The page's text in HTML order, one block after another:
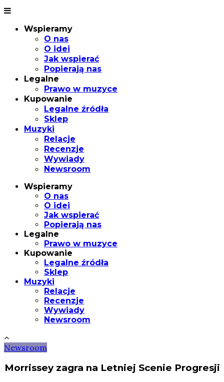
Wspieramy
O nas
O idei
Jak wspierać
Popierają nas
Legalne
Prawo w muzyce
Kupowanie
Legalne źródła
Sklep
Muzyki
Relacje
Recenzje
Wywiady
Newsroom
Wspieramy
O nas
O idei
Jak wspierać
Popierają nas
Legalne
Prawo w muzyce
Kupowanie
Legalne źródła
Sklep
Muzyki
Relacje
Recenzje
Wywiady
Newsroom
Newsroom
Morrissey zagra na Letniej Scenie Progresji